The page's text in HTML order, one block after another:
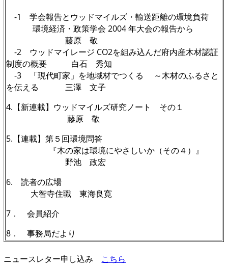
-1学会報告とウッドマイルズ・輸送距離の環境負荷
環境経済・政策学会 2004 年大会の報告から
藤原 敬
-2 ウッドマイレージ CO2を組み込んだ府内産木材認証
制度の概要 白石 秀知
-3 「現代町家」を地域材でつくる ～木材のふるさと
を伝える
三澤 文子
4.【新連載】ウッドマイルズ研究ノート その１
藤原 敬
5.【連載】第５回環境問答
『木の家は環境にやさしいか（その４）』
野池 政宏
6. 読者の広場
大智寺住職 東海良寛
7．
会員紹介
8． 事務局だより
ニュースレター申し込み こちら